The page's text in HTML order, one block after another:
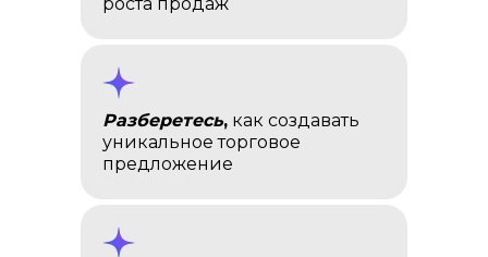
Разберетесь, как создавать
уникальное торговое
предложение